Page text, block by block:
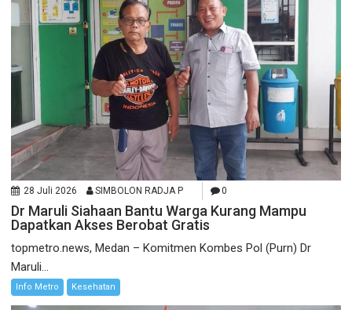
28 Juli 2026 SIMBOLON RADJA P 0
Dr Maruli Siahaan Bantu Warga Kurang Mampu
Dapatkan Akses Berobat Gratis
topmetro.news, Medan – Komitmen Kombes Pol (Purn) Dr
Maruli...
Info Metro Kesehatan